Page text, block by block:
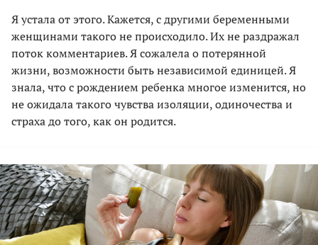
Я устала от этого. Кажется, с другими беременными
женщинами такого не происходило. Их не раздражал
поток комментариев. Я сожалела о потерянной
жизни, возможности быть независимой единицей. Я
знала, что с рождением ребенка многое изменится, но
не ожидала такого чувства изоляции, одиночества и
страха до того, как он родится.